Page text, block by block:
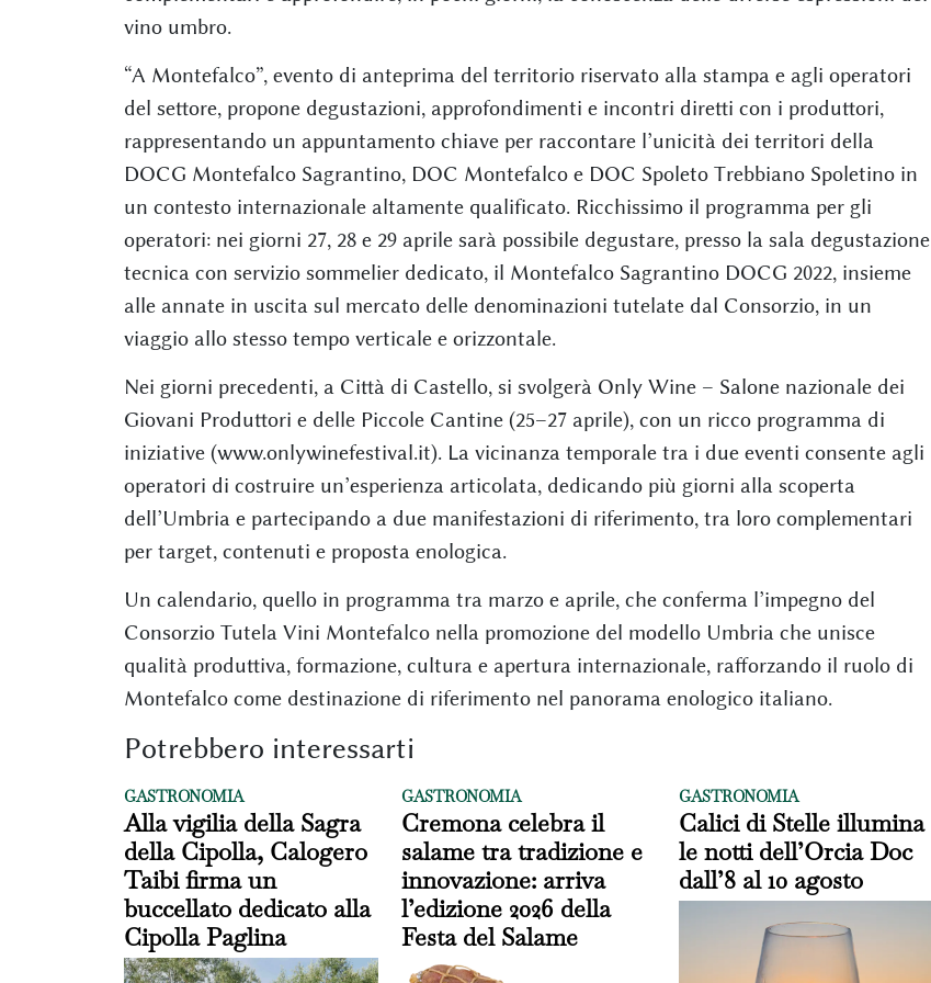
vino umbro.
“A Montefalco”, evento di anteprima del territorio riservato alla stampa e agli operatori
del settore, propone degustazioni, approfondimenti e incontri diretti con i produttori,
rappresentando un appuntamento chiave per raccontare l’unicità dei territori della
DOCG Montefalco Sagrantino, DOC Montefalco e DOC Spoleto Trebbiano Spoletino in
un contesto internazionale altamente qualificato. Ricchissimo il programma per gli
operatori: nei giorni 27, 28 e 29 aprile sarà possibile degustare, presso la sala degustazione
tecnica con servizio sommelier dedicato, il Montefalco Sagrantino DOCG 2022, insieme
alle annate in uscita sul mercato delle denominazioni tutelate dal Consorzio, in un
viaggio allo stesso tempo verticale e orizzontale.
Nei giorni precedenti, a Città di Castello, si svolgerà Only Wine – Salone nazionale dei
Giovani Produttori e delle Piccole Cantine (25–27 aprile), con un ricco programma di
iniziative (www.onlywinefestival.it). La vicinanza temporale tra i due eventi consente agli
operatori di costruire un’esperienza articolata, dedicando più giorni alla scoperta
dell’Umbria e partecipando a due manifestazioni di riferimento, tra loro complementari
per target, contenuti e proposta enologica.
Un calendario, quello in programma tra marzo e aprile, che conferma l’impegno del
Consorzio Tutela Vini Montefalco nella promozione del modello Umbria che unisce
qualità produttiva, formazione, cultura e apertura internazionale, rafforzando il ruolo di
Montefalco come destinazione di riferimento nel panorama enologico italiano.
Potrebbero interessarti
GASTRONOMIA
Alla vigilia della Sagra
della Cipolla, Calogero
Taibi firma un
buccellato dedicato alla
Cipolla Paglina
GASTRONOMIA
Cremona celebra il
salame tra tradizione e
innovazione: arriva
l’edizione 2026 della
Festa del Salame
GASTRONOMIA
Calici di Stelle illumina
le notti dell’Orcia Doc
dall’8 al 10 agosto